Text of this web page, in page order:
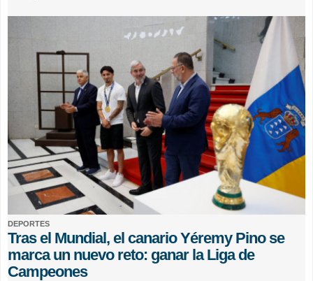
DEPORTES
Tras el Mundial, el canario Yéremy Pino se
marca un nuevo reto: ganar la Liga de
Campeones